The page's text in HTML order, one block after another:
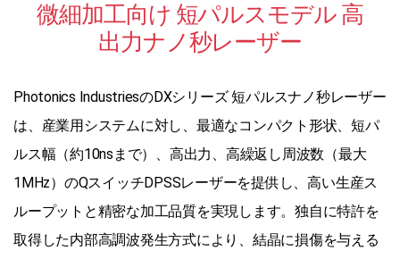
微細加工向け 短パルスモデル 高
出力ナノ秒レーザー
Photonics IndustriesのDXシリーズ 短パルスナノ秒レーザー
は、産業用システムに対し、最適なコンパクト形状、短パ
ルス幅（約10nsまで）、高出力、高繰返し周波数（最大
1MHz）のQスイッチDPSSレーザーを提供し、高い生産ス
ループットと精密な加工品質を実現します。独自に特許を
取得した内部高調波発生方式により、結晶に損傷を与える